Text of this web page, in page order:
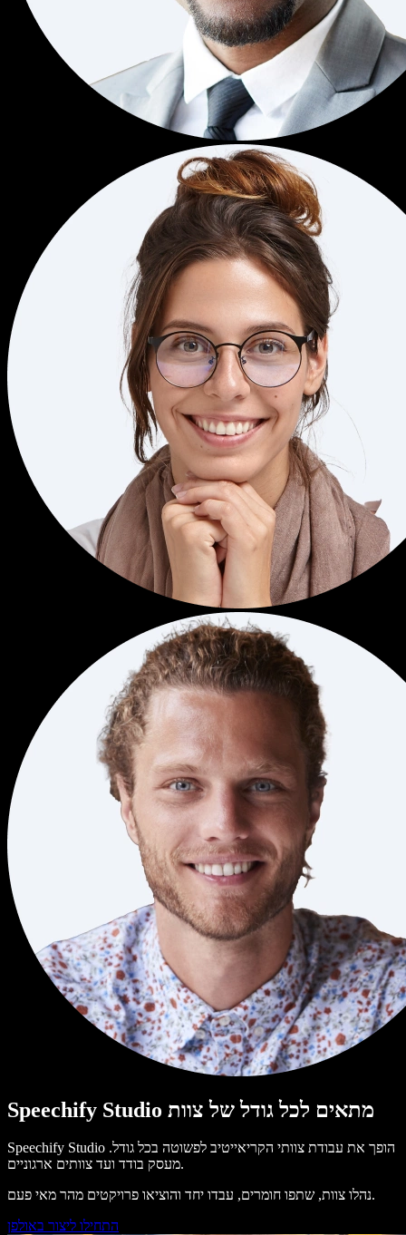
Speechify Studio מתאים לכל גודל של צוות
Speechify Studio הופך את עבודת צוותי הקריאייטיב לפשוטה בכל גודל.
מעסק בודד ועד צוותים ארגוניים.
נהלו צוות, שתפו חומרים, עבדו יחד והוציאו פרויקטים מהר מאי פעם.
התחילו ליצור באולפן